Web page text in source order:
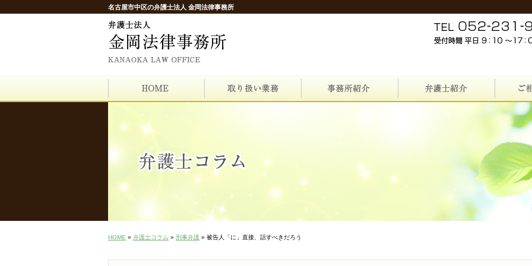
名古屋市中区の弁護士法人 金岡法律事務所
HOME » 弁護士コラム » 刑事弁護 » 被告人「に」直接、話すべきだろう